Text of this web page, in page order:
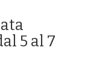
5 al 7